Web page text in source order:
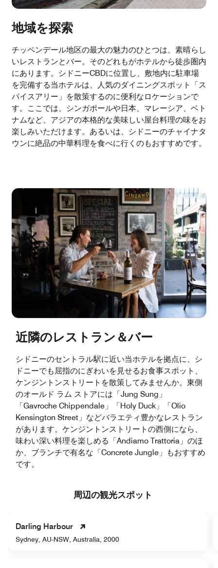
地域を探索
チッペンデール地区の最大の魅力のひとつは、素晴らし
いレストランとバー。そのどれもがホテルから徒歩圏内
にあります。シドニーCBDに位置し、敷地内に駐車場
を完備する当ホテルは、人気のダイニングスポット「ス
パイスアリー」を散策するのに便利なロケーションで
す。ここでは、シンガポールや日本、マレーシア、ベト
ナムなど、アジアの本格的な美味しい屋台料理の味をお
楽しみいただけます。あるいは、シドニーのチャイナタ
ウンに絶品の中華料理を食べに行くのもおすすめです。
近隣のレストラン＆バー
シドニーのセントラル駅に近い当ホテルを拠点に、シ
ドニーでも屈指のにぎわいを見せるお食事スポット、
ケンジントンストリートを散策してみませんか。東側
のオールド ラム ストアには「Jung Sung」
「Gavroche Chippendale」「Holy Duck」「Olio
Kensington Street」などバラエティ豊かなレストラン
があります。ケンジントンストリートの西側になら、
味わい深い料理を楽しめる「Andiamo Trattoria」のほ
か、ブランチで有名な「Concrete Jungle」もおすすめ
です。
周辺の観光スポット
Darling Harbour
Sydney, AU-NSW, Australia, 2000